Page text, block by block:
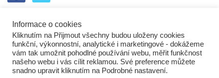
SPOLUPRÁCE PODPORA
ENERGETICKÝ SROVNÁVAČ
KORPORÁTNÍ BROUCI
PROBLÉMY FIREM
KOMUNIKAČNÍ PŘEŠLAPY
NEJHORŠÍ FIRMY
NEJLEPŠÍ FIRMY
IN&S PROJEKTY
SROVNÁVAČ
DEVELOPERSKÁ DYSTOPIE KOMENTÁŘE
Informace o cookies
Kliknutím na Přijmout všechny budou uloženy cookies
funkční, výkonnostní, analytické i marketingové - dokážeme
vám tak umožnit pohodlné používání webu, měřit funkčnost
našeho webu i vás cílit reklamou. Své preference můžete
snadno upravit kliknutím na Podrobné nastavení.